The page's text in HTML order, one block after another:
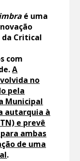
é uma
Critical
com
A
no
pela
Municipal
autarquia à
e prevê
ambas
de uma
.